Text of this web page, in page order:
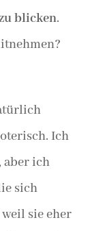
blicken.
Ich
aber ich
sich
sie eher